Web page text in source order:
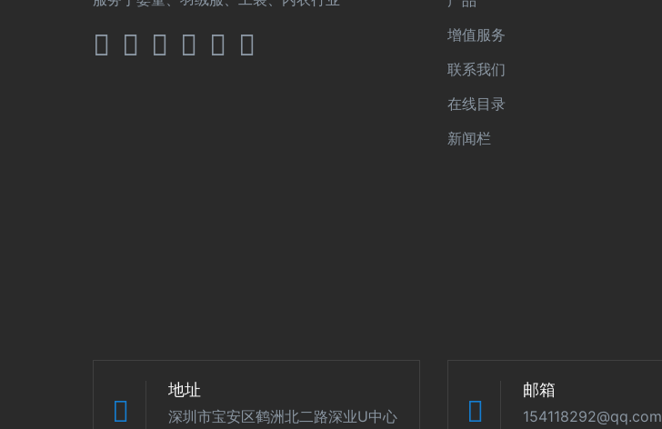
增值服务
联系我们
在线目录
新闻栏
地址
深圳市宝安区鹤洲北二路深业U中心
邮箱
154118292@qq.com